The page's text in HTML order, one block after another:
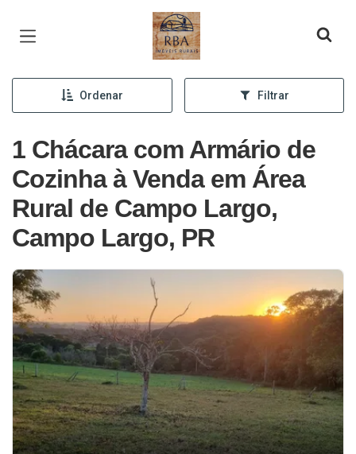
Página inicial
Ordenar Filtrar
1 Chácara com Armário de
Cozinha à Venda em Área
Rural de Campo Largo,
Campo Largo, PR